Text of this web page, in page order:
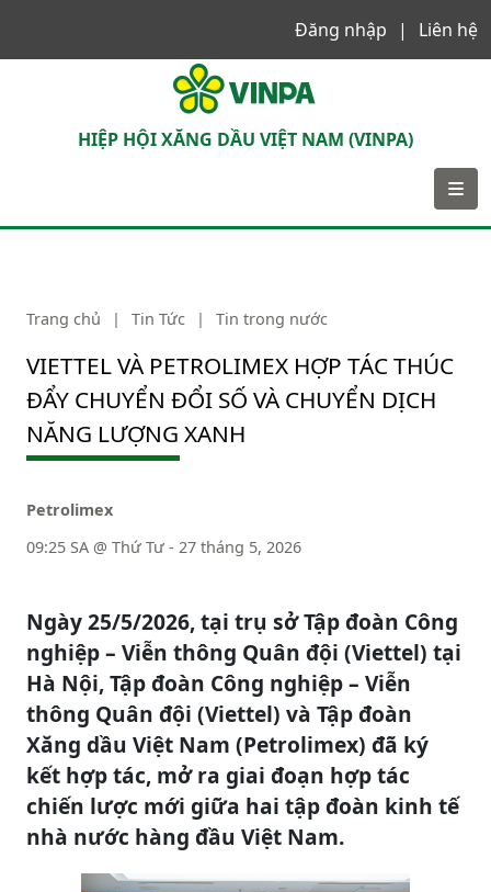
Đăng nhập
Liên hệ
HIỆP HỘI XĂNG DẦU VIỆT NAM (VINPA)
Trang chủ | Tin Tức | Tin trong nước
VIETTEL VÀ PETROLIMEX HỢP TÁC THÚC
ĐẨY CHUYỂN ĐỔI SỐ VÀ CHUYỂN DỊCH
NĂNG LƯỢNG XANH
Petrolimex
09:25 SA @ Thứ Tư - 27 tháng 5, 2026
Ngày 25/5/2026, tại trụ sở Tập đoàn Công
nghiệp – Viễn thông Quân đội (Viettel) tại
Hà Nội, Tập đoàn Công nghiệp – Viễn
thông Quân đội (Viettel) và Tập đoàn
Xăng dầu Việt Nam (Petrolimex) đã ký
kết hợp tác, mở ra giai đoạn hợp tác
chiến lược mới giữa hai tập đoàn kinh tế
nhà nước hàng đầu Việt Nam.